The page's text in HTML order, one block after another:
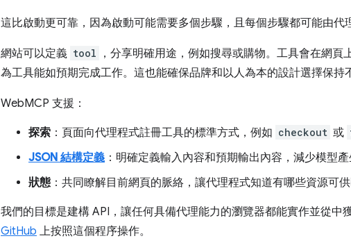
這比啟動更可靠，因為啟動可能需要多個步驟，且每個步驟都可能由代
網站可以定義 tool
，分享明確用途，例如搜尋或購物。工具會在網
為工具能如預期完成工作。這也能確保品牌和以人為本的設計選擇保持
WebMCP 支援：
探索 ：頁面向代理程式註冊工具的標準方式，例如 checkout 或
JSON 結構定義 ：明確定義輸入內容和預期輸出內容，減少模型產
狀態：共同瞭解目前網頁的脈絡，讓代理程式知道有哪些資源可供
我們的目標是建構 API，讓任何具備代理能力的瀏覽器都能實作並從中
GitHub 上按照這個程序操作。